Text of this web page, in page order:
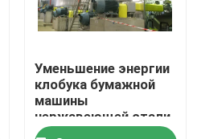
Уменьшение энергии
клобука бумажной
машины
нержавеющей стали
закрытое